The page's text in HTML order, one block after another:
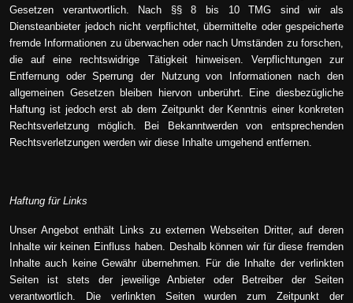
Gesetzen verantwortlich. Nach §§ 8 bis 10 TMG sind wir als
Diensteanbieter jedoch nicht verpflichtet, übermittelte oder gespeicherte
fremde Informationen zu überwachen oder nach Umständen zu forschen,
die auf eine rechtswidrige Tätigkeit hinweisen. Verpflichtungen zur
Entfernung oder Sperrung der Nutzung von Informationen nach den
allgemeinen Gesetzen bleiben hiervon unberührt. Eine diesbezügliche
Haftung ist jedoch erst ab dem Zeitpunkt der Kenntnis einer konkreten
Rechtsverletzung möglich. Bei Bekanntwerden von entsprechenden
Rechtsverletzungen werden wir diese Inhalte umgehend entfernen.
Haftung für Links
Unser Angebot enthält Links zu externen Webseiten Dritter, auf deren
Inhalte wir keinen Einfluss haben. Deshalb können wir für diese fremden
Inhalte auch keine Gewähr übernehmen. Für die Inhalte der verlinkten
Seiten ist stets der jeweilige Anbieter oder Betreiber der Seiten
verantwortlich. Die verlinkten Seiten wurden zum Zeitpunkt der